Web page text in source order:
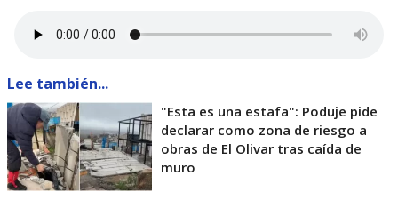
Lee también...
"Esta es una estafa": Poduje pide
declarar como zona de riesgo a
obras de El Olivar tras caída de
muro